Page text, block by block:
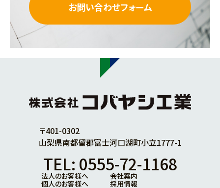
お問い合わせフォーム
〒401-0302
山梨県南都留郡富士河口湖町小立1777-1
TEL: 0555-72-1168
法人のお客様へ
個人のお客様へ
会社案内
採用情報